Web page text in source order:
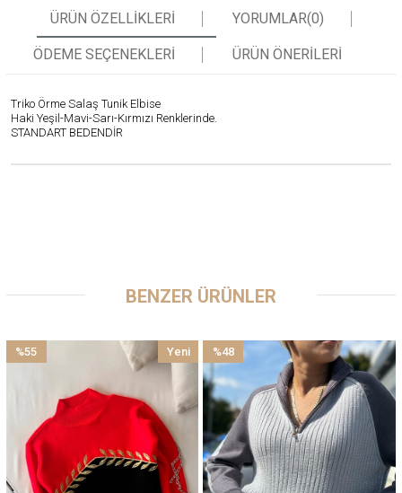
ÜRÜN ÖZELLIKLERI YORUMLAR(0)
ÖDEME SEÇENEKLERI ÜRÜN ÖNERILERI
Triko Örme Salaş Tunik Elbise
Haki Yeşil-Mavi-Sarı-Kırmızı Renklerinde.
STANDART BEDENDİR
BENZER ÜRÜNLER
%55
%55İndirim
Yeni
%48
İndirim
%48İndirim